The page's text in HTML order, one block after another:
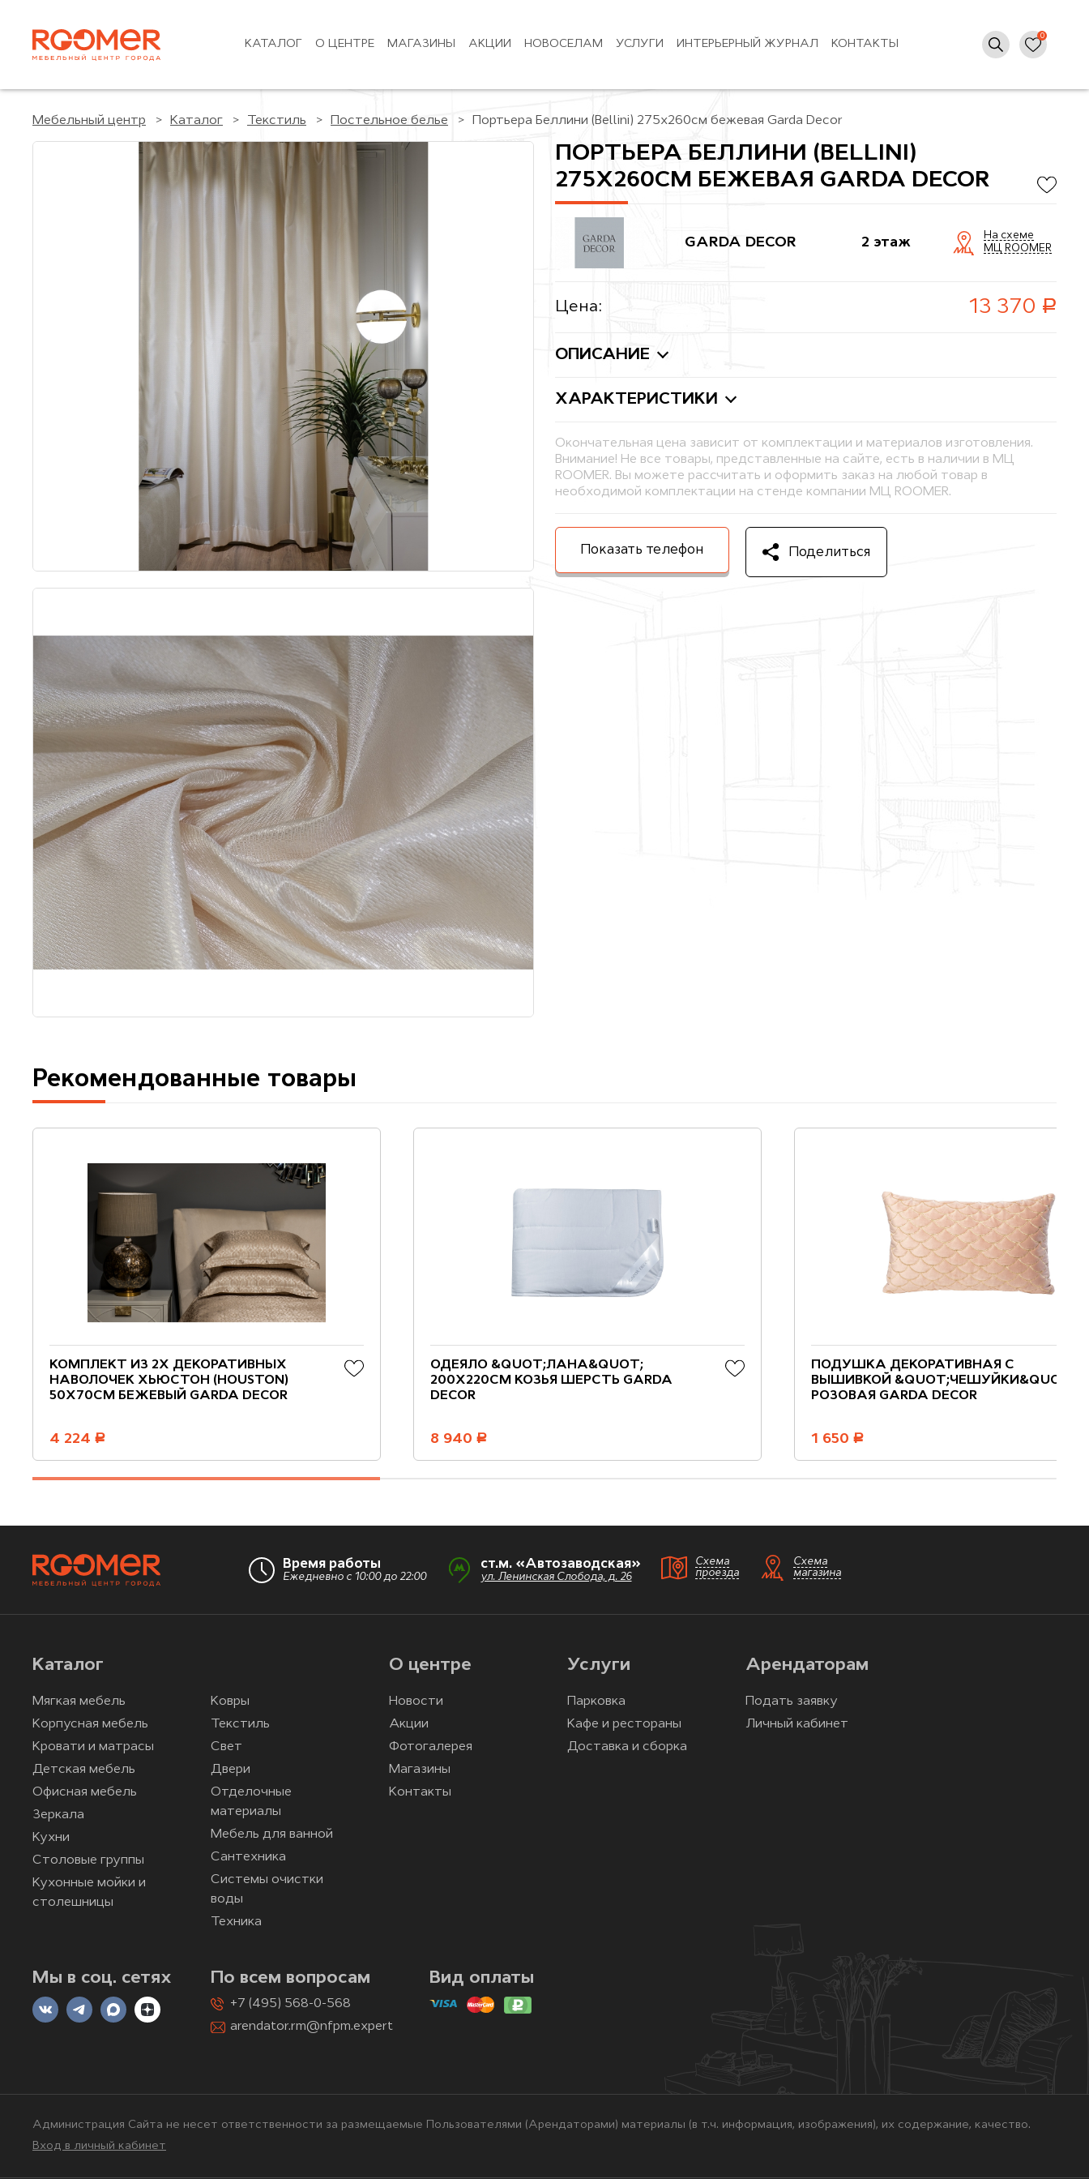
КАТАЛОГ О ЦЕНТРЕ МАГАЗИНЫ АКЦИИ НОВОСЕЛАМ УСЛУГИ ИНТЕРЬЕРНЫЙ ЖУРНАЛ КОНТАКТЫ
Мебельный центр Каталог Текстиль Постельное белье Портьера Беллини (Bellini) 275х260см бежевая Garda Decor
ПОРТЬЕРА БЕЛЛИНИ (BELLINI)
275Х260СМ БЕЖЕВАЯ GARDA DECOR
GARDA DECOR 2 этаж
На схеме
МЦ ROOMER
Цена: 13 370 руб.
ОПИСАНИЕ
ХАРАКТЕРИСТИКИ
Окончательная цена зависит от комплектации и материалов изготовления.
Внимание! Не все товары, представленные на сайте, есть в наличии в МЦ
ROOMER. Вы можете рассчитать и оформить заказ на любой товар в
необходимой комплектации на стенде компании МЦ ROOMER.
Показать телефон Поделиться
Рекомендованные товары
КОМПЛЕКТ ИЗ 2Х ДЕКОРАТИВНЫХ
НАВОЛОЧЕК ХЬЮСТОН (HOUSTON)
50Х70СМ БЕЖЕВЫЙ GARDA DECOR
4 224 руб.
ОДЕЯЛО &QUOT;ЛАНА&QUOT;
200Х220СМ КОЗЬЯ ШЕРСТЬ GARDA
DECOR
8 940 руб.
ПОДУШКА ДЕКОРАТИВНАЯ С
ВЫШИВКОЙ &QUOT;ЧЕШУЙКИ&QUOT;
РОЗОВАЯ GARDA DECOR
1 650 руб.
Время работы
Ежедневно с 10:00 до 22:00
ст.м. «Автозаводская»
ул. Ленинская Слобода, д. 26
Схема
проезда
Схема
магазина
Каталог
Мягкая мебель
Корпусная мебель
Кровати и матрасы
Детская мебель
Офисная мебель
Зеркала
Кухни
Столовые группы
Кухонные мойки и
столешницы
Ковры
Текстиль
Свет
Двери
Отделочные
материалы
Мебель для ванной
Сантехника
Системы очистки
воды
Техника
О центре
Новости
Акции
Фотогалерея
Магазины
Контакты
Услуги
Парковка
Кафе и рестораны
Доставка и сборка
Арендаторам
Подать заявку
Личный кабинет
Мы в соц. сетях По всем вопросам
+7 (495) 568-0-568
arendator.rm@nfpm.expert
Вид оплаты
Администрация Сайта не несет ответственности за размещаемые Пользователями (Арендаторами) материалы (в т.ч. информация, изображения), их содержание, качество.
Вход в личный кабинет